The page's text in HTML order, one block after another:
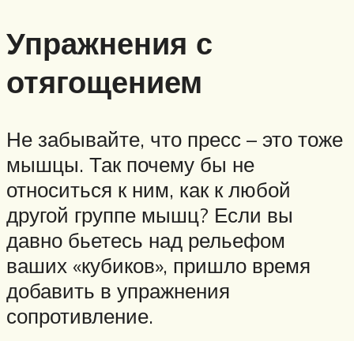
Упражнения с
отягощением
Не забывайте, что пресс – это тоже
мышцы. Так почему бы не
относиться к ним, как к любой
другой группе мышц? Если вы
давно бьетесь над рельефом
ваших «кубиков», пришло время
добавить в упражнения
сопротивление.